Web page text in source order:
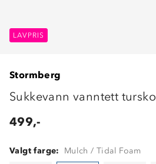
LAVPRIS
LAVPRIS
Stormberg
Sukkevann vanntett tursko
499,-
Valgt farge: Mulch / Tidal Foam